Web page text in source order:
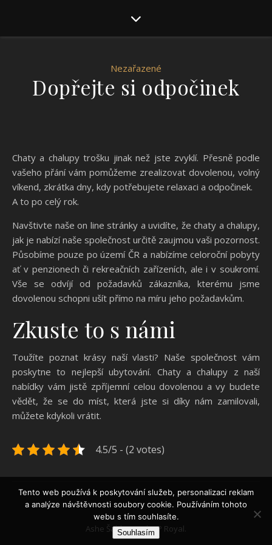
Nezařazené
Dopřejte si odpočinek
Chaty a chalupy trošku jinak než jste zvyklí. Přesně podle
vašeho přání vám pomůžeme zrealizovat dovolenou, volný
víkend, zkrátka dny, kdy potřebujete relaxaci a odpočinek.
A to po celý rok.
Navštivte naše on line stránky a uvidíte, že chaty a chalupy,
jak je nabízí naše společnost určitě zaujmou vaši pozornost.
Působíme pouze po území ČR a nabízíme celoroční pobyty
ať v penzionech či rekreačních zařízeních, ale i v soukromí.
Vše se odvíjí od požadavků zákazníka, kterému jsme
dovolenou schopni ušít přímo na míru jeho požadavkům.
Zkuste to s námi
Toužíte poznat krásy naší vlasti? Naše společnost vám
poskytne to nejlepší ubytování. Chaty a chalupy z naší
nabídky vám jistě zpříjemní celou dovolenou a vy budete
vědět, že se do míst, která jste si díky nám zamilovali,
můžete kdykoli vrátit.
4.5/5 - (2 votes)
Ashe Šablona odWP Royal.
Tento web používá k poskytování služeb, personalizaci reklam
a analýze návštěvnosti soubory cookie. Používáním tohoto
webu s tím souhlasíte.
Souhlasím